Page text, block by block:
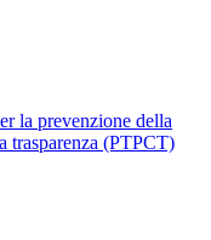
la prevenzione della
trasparenza (PTPCT)